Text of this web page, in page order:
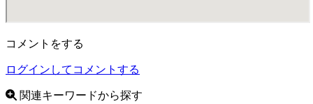
コメントをする
ログインしてコメントする
関連キーワードから探す